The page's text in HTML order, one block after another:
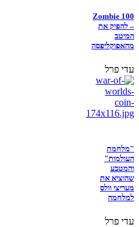
Zombie 100
– להפיק את
המיטב
מהאפוקליפסה
עדי פרל
"מלחמת
העולמות"
והמטבע
שהוציא את
מעריצי וולס
למלחמה
עדי פרל